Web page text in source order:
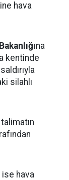
hava
na
kentinde
silahlı
ise hava